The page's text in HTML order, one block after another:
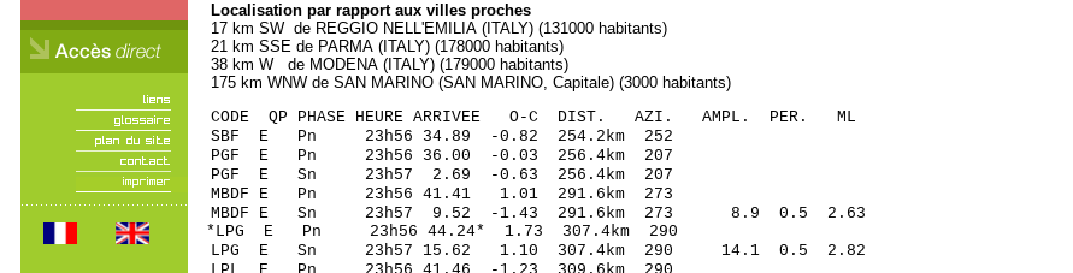
Localisation par rapport aux villes proches
17 km SW de REGGIO NELL'EMILIA (ITALY) (131000 habitants)
21 km SSE de PARMA (ITALY) (178000 habitants)
38 km W de MODENA (ITALY) (179000 habitants)
175 km WNW de SAN MARINO (SAN MARINO, Capitale) (3000 habitants)
CODE QP PHASE HEURE ARRIVEE O-C DIST. AZI. AMPL. PER. ML
SBF E Pn 23h56 34.89 -0.82 254.2km 252
PGF E Pn 23h56 36.00 -0.03 256.4km 207
PGF E Sn 23h57 2.69 -0.63 256.4km 207
MBDF E Pn 23h56 41.41 1.01 291.6km 273
MBDF E Sn 23h57 9.52 -1.43 291.6km 273 8.9 0.5 2.63
*LPG E Pn 23h56 44.24* 1.73 307.4km 290
LPG E Sn 23h57 15.62 1.10 307.4km 290 14.1 0.5 2.82